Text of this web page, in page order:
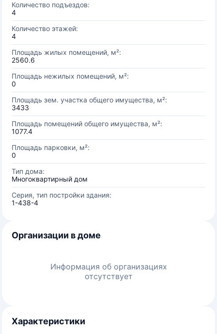
Количество подъездов:
4
Количество этажей:
4
Площадь жилых помещений, м²:
2560.6
Площадь нежилых помещений, м²:
0
Площадь зем. участка общего имущества, м²:
3433
Площадь помещений общего имущества, м²:
1077.4
Площадь парковки, м²:
0
Тип дома:
Многоквартирный дом
Серия, тип постройки здания:
1-438-4
Организации в доме
Информация об организациях
отсутствует
Характеристики